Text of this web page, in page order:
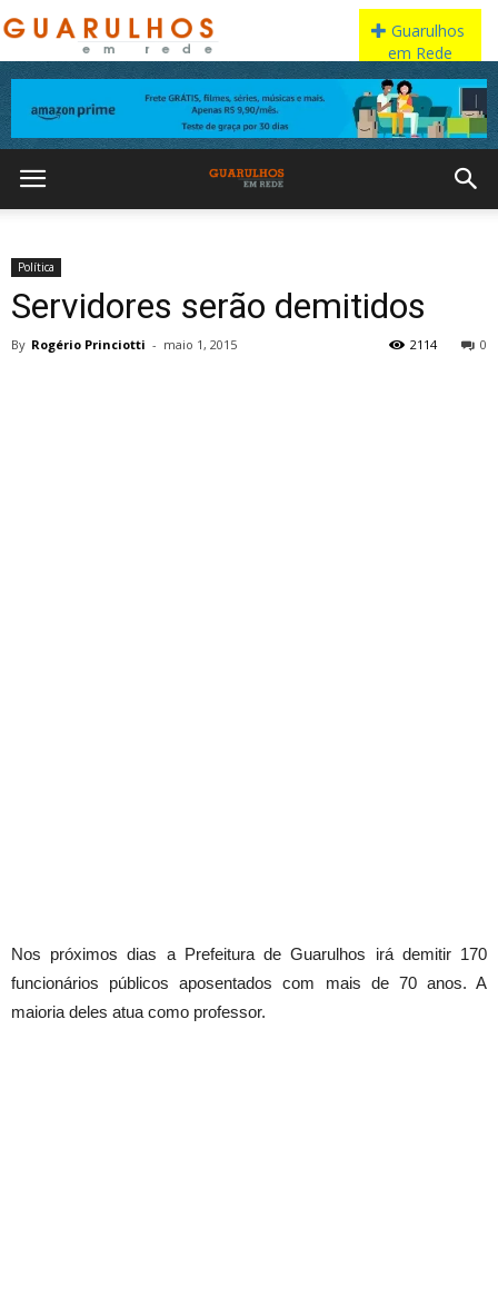
Política
Servidores serão demitidos
By Rogério Princiotti - maio 1, 2015 0
2114
Nos próximos dias a Prefeitura de Guarulhos irá demitir 170
funcionários públicos aposentados com mais de 70 anos. A
maioria deles atua como professor.